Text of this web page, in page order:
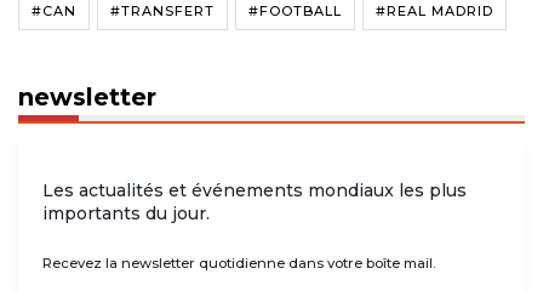
#CAN #TRANSFERT #FOOTBALL #REAL MADRID
newsletter
Les actualités et événements mondiaux les plus
importants du jour.
Recevez la newsletter quotidienne dans votre boîte mail.